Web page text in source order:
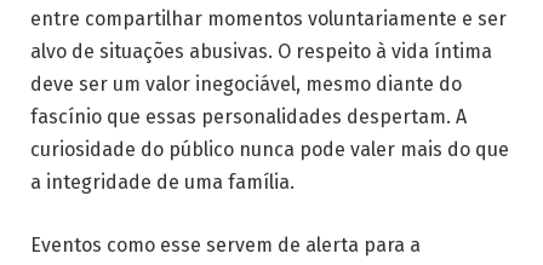
entre compartilhar momentos voluntariamente e ser
alvo de situações abusivas. O respeito à vida íntima
deve ser um valor inegociável, mesmo diante do
fascínio que essas personalidades despertam. A
curiosidade do público nunca pode valer mais do que
a integridade de uma família.
Eventos como esse servem de alerta para a